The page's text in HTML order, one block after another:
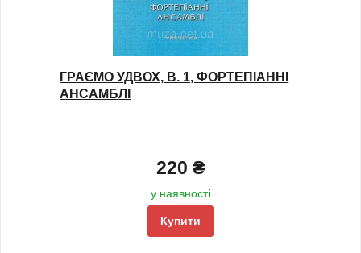
ГРАЄМО УДВОХ, В. 1, ФОРТЕПІАННІ
АНСАМБЛІ
220 ₴
у наявності
Купити